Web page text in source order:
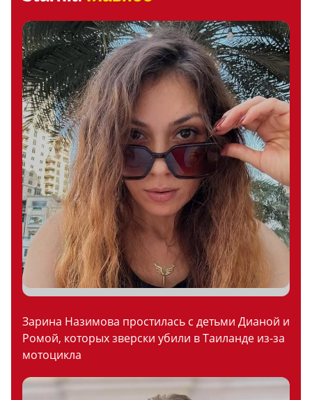
Зарина Назимова простилась с детьми Дианой и
Ромой, которых зверски убили в Таиланде из-за
мотоцикла